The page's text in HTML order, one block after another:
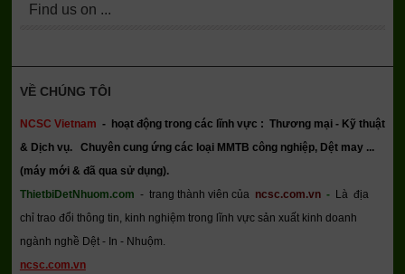
Find us on ...
VỀ CHÚNG TÔI
NCSC Vietnam - hoạt động trong các lĩnh vực : Thương mại - Kỹ thuật
& Dịch vụ. Chuyên cung ứng các loại MMTB công nghiệp, Dệt may ...
(máy mới & đã qua sử dụng).
ThietbiDetNhuom.com - trang thành viên của ncsc.com.vn- Là địa
chỉ trao đổi thông tin, kinh nghiệm trong lĩnh vực sản xuất kinh doanh
ngành nghề Dệt - In - Nhuộm.
ncsc.com.vn